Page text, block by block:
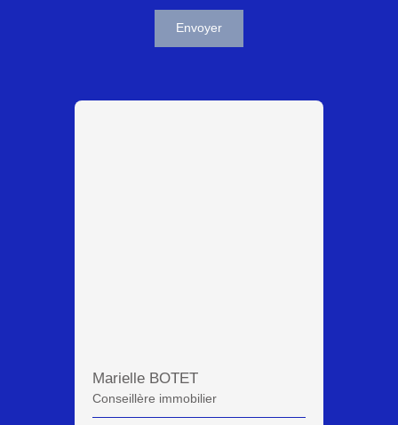
Envoyer
Marielle BOTET
Conseillère immobilier